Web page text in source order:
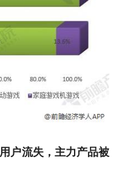
户流失，主力产品被